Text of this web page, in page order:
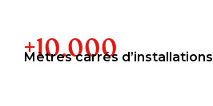
+10.000
Mètres carrés d’installations